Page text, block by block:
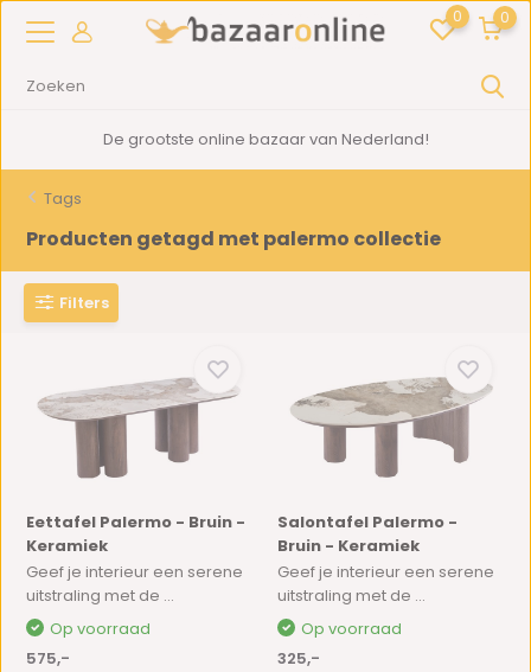
0 0
De grootste online bazaar van Nederland!
Tags
Producten getagd met palermo collectie
Filters
Eettafel Palermo - Bruin -
Keramiek
Geef je interieur een serene
uitstraling met de ...
Op voorraad
575,-
Salontafel Palermo -
Bruin - Keramiek
Geef je interieur een serene
uitstraling met de ...
Op voorraad
325,-